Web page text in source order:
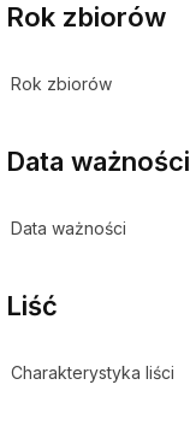
Rok zbiorów
Rok zbiorów
Data ważności
Data ważności
Liść
Charakterystyka liści